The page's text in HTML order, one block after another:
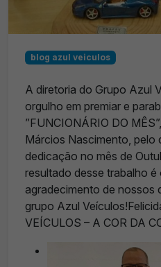
blog azul veiculos
A diretoria do Grupo Azul
orgulho em premiar e
”FUNCIONÁRIO DO
Márcios Nascimento, pelo
dedicação no mês de
resultado desse trabalho
agradecimento de nossos
grupo Azul
VEÍCULOS – A COR DA